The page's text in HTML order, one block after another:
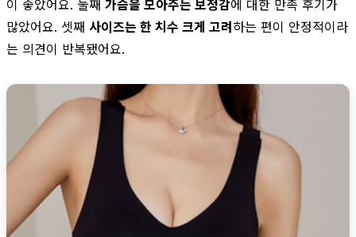
이 좋았어요. 둘째 가슴을 모아주는 보정감에 대한 만족 후기가
많았어요. 셋째 사이즈는 한 치수 크게 고려하는 편이 안정적이라
는 의견이 반복됐어요.